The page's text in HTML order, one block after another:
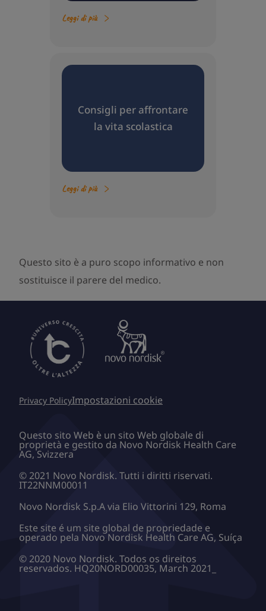
Leggi di più
Consigli per affrontare
la vita scolastica
Leggi di più
Questo sito è a puro scopo informativo e non
sostituisce il parere del medico.
Privacy PolicyImpostazioni cookie
Questo sito Web è un sito Web globale di
proprietà e gestito da Novo Nordisk Health Care
AG, Svizzera
© 2021 Novo Nordisk. Tutti i diritti riservati.
IT22NNM00011
Novo Nordisk S.p.A via Elio Vittorini 129, Roma
Este site é um site global de propriedade e
operado pela Novo Nordisk Health Care AG, Suíça
© 2020 Novo Nordisk. Todos os direitos
reservados. HQ20NORD00035, March 2021_